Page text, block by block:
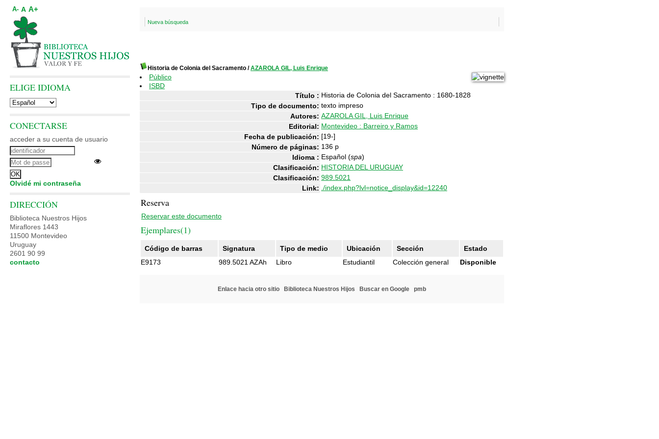
Nueva búsqueda
Historia de Colonia del Sacramento /AZAROLA GIL, Luis Enrique
Público
ISBD
Título : Historia de Colonia del Sacramento : 1680-1828
Tipo de documento: texto impreso
Autores: AZAROLA GIL, Luis Enrique
Editorial: Montevideo : Barreiro y Ramos
Fecha de publicación: [19-]
Número de páginas: 136 p
Idioma : Español (spa)
Clasificación: HISTORIA DEL URUGUAY
Clasificación: 989.5021
Link: ./index.php?lvl=notice_display&id=12240
Reserva
Reservar este documento
Ejemplares(1)
Código de barras Signatura Tipo de medio Ubicación Sección
Estado
E9173
989.5021 AZAh Libro Estudiantil Colección general Disponible
Enlace hacia otro sitio Biblioteca Nuestros Hijos Buscar en Google pmb
A- A A+
ELIGE IDIOMA
CONECTARSE
acceder a su cuenta de usuario
Olvidé mi contraseña
DIRECCIÓN
Biblioteca Nuestros Hijos
Miraflores 1443
11500 Montevideo
Uruguay
2601 90 99
contacto